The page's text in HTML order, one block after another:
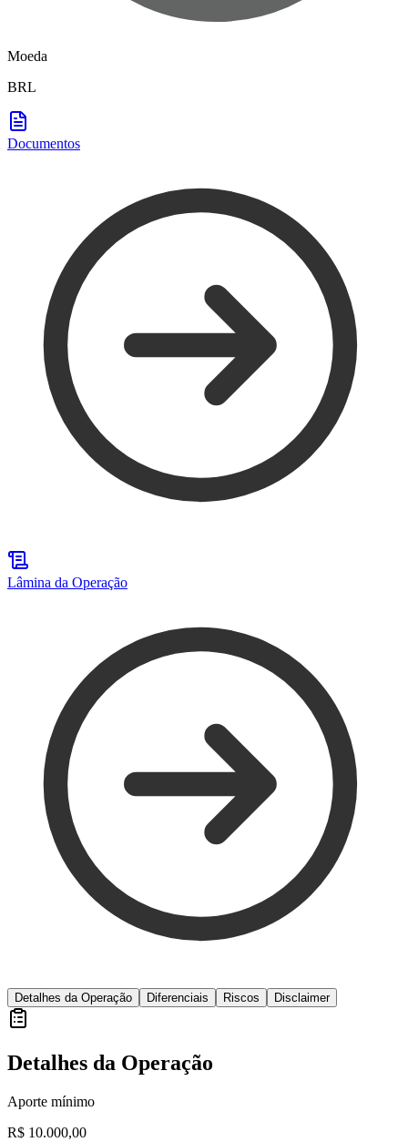
Moeda
BRL
Documentos
Lâmina da Operação
Detalhes da Operação Diferenciais Riscos Disclaimer
Detalhes da Operação
Aporte mínimo
R$ 10.000,00